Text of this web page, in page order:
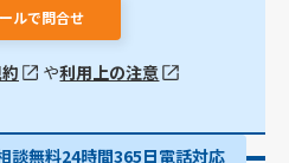
ルで問合せ
や利用上の注意
談無料24時間365日電話対応